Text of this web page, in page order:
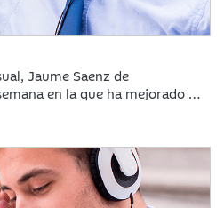
Jaume Saenz de
en la que ha mejorado el
la moderación de la inflación
en julio. Europa subió
las tecnológicas con dudas
mira ya a los resultados